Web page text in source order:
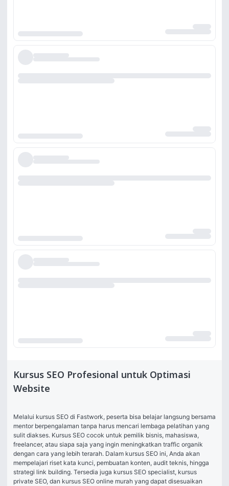
Kursus SEO Profesional untuk Optimasi
Website
Melalui kursus SEO di Fastwork, peserta bisa belajar langsung bersama
mentor berpengalaman tanpa harus mencari lembaga pelatihan yang
sulit diakses. Kursus SEO cocok untuk pemilik bisnis, mahasiswa,
freelancer, atau siapa saja yang ingin meningkatkan traffic organik
dengan cara yang lebih terarah. Dalam kursus SEO ini, Anda akan
mempelajari riset kata kunci, pembuatan konten, audit teknis, hingga
strategi link building. Tersedia juga kursus SEO specialist, kursus
private SEO, dan kursus SEO online murah yang dapat disesuaikan